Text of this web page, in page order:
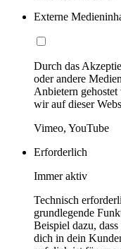
Externe
Durch das
oder andere
Anbietern
wir auf dieser
Vimeo, YouTube
Erforderlich
Immer aktiv
Technisch
grundlegende
Beispiel dazu,
dich in dein